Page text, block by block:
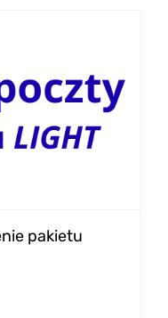
pakietu